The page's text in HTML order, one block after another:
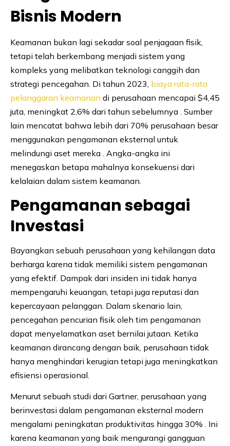
Bisnis Modern
Keamanan bukan lagi sekadar soal penjagaan fisik,
tetapi telah berkembang menjadi sistem yang
kompleks yang melibatkan teknologi canggih dan
strategi pencegahan. Di tahun 2023, biaya rata-rata
pelanggaran keamanan di perusahaan mencapai $4,45
juta, meningkat 2,6% dari tahun sebelumnya . Sumber
lain mencatat bahwa lebih dari 70% perusahaan besar
menggunakan pengamanan eksternal untuk
melindungi aset mereka . Angka-angka ini
menegaskan betapa mahalnya konsekuensi dari
kelalaian dalam sistem keamanan.
Pengamanan sebagai
Investasi
Bayangkan sebuah perusahaan yang kehilangan data
berharga karena tidak memiliki sistem pengamanan
yang efektif. Dampak dari insiden ini tidak hanya
mempengaruhi keuangan, tetapi juga reputasi dan
kepercayaan pelanggan. Dalam skenario lain,
pencegahan pencurian fisik oleh tim pengamanan
dapat menyelamatkan aset bernilai jutaan. Ketika
keamanan dirancang dengan baik, perusahaan tidak
hanya menghindari kerugian tetapi juga meningkatkan
efisiensi operasional.
Menurut sebuah studi dari Gartner, perusahaan yang
berinvestasi dalam pengamanan eksternal modern
mengalami peningkatan produktivitas hingga 30% . Ini
karena keamanan yang baik mengurangi gangguan